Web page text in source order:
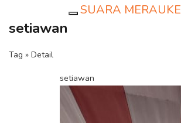
SUARA MERAUKE
setiawan
Tag » Detail
setiawan